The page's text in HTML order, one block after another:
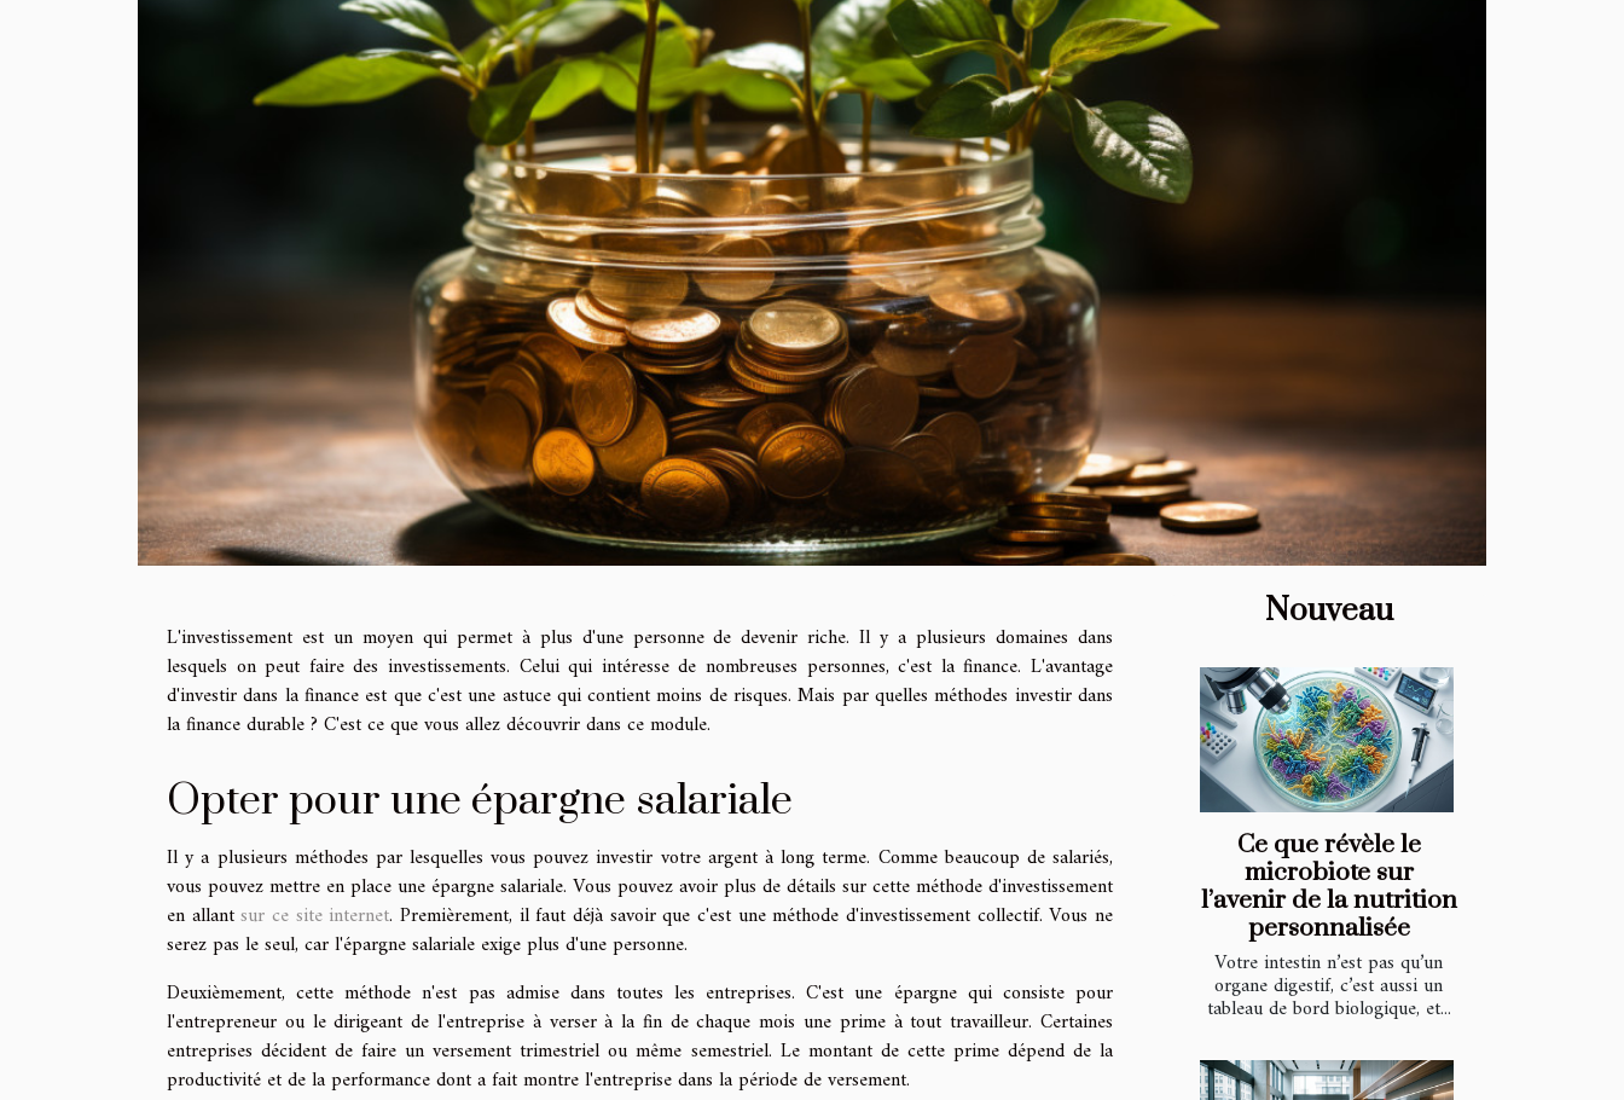
L'investissement est un moyen qui permet à plus d'une personne de devenir riche. Il y a plusieurs domaines dans
lesquels on peut faire des investissements. Celui qui intéresse de nombreuses personnes, c'est la finance. L'avantage
d'investir dans la finance est que c'est une astuce qui contient moins de risques. Mais par quelles méthodes investir dans
la finance durable ? C'est ce que vous allez découvrir dans ce module.
Opter pour une épargne salariale
Il y a plusieurs méthodes par lesquelles vous pouvez investir votre argent à long terme. Comme beaucoup de salariés,
vous pouvez mettre en place une épargne salariale. Vous pouvez avoir plus de détails sur cette méthode d'investissement
en allantsur ce site internet. Premièrement, il faut déjà savoir que c'est une méthode d'investissement collectif. Vous ne
serez pas le seul, car l'épargne salariale exige plus d'une personne.
Deuxièmement, cette méthode n'est pas admise dans toutes les entreprises. C'est une épargne qui consiste pour
l'entrepreneur ou le dirigeant de l'entreprise à verser à la fin de chaque mois une prime à tout travailleur. Certaines
entreprises décident de faire un versement trimestriel ou même semestriel. Le montant de cette prime dépend de la
productivité et de la performance dont a fait montre l'entreprise dans la période de versement.
Nouveau
Ce que révèle le
microbiote sur
l’avenir de la nutrition
personnalisée
Votre intestin n’est pas qu’un
organe digestif, c’est aussi un
tableau de bord biologique, et...